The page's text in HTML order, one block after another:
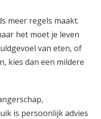
meer regels maakt.
het moet je leven
van eten, of
kies dan een mildere
is persoonlijk advies